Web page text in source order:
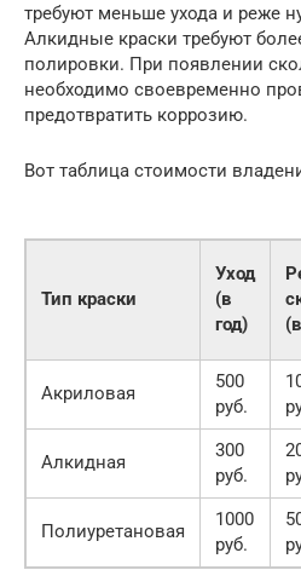
требуют меньше ухода и реже
Алкидные краски требуют
полировки. При появлении
необходимо своевременно
предотвратить коррозию.
Вот таблица стоимости
Тип краски
Уход
(в
год)
Акриловая
500
руб.
Алкидная
300
руб.
Полиуретановая
1000
руб.